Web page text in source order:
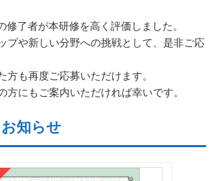
修了者が本研修を高く評価しました。
プや新しい分野への挑戦として、是非ご応
方も再度ご応募いただけます。
方にもご案内いただければ幸いです。
知らせ